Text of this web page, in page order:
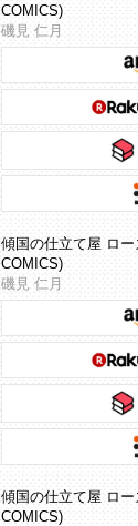
COMICS)
磯見 仁月
傾国の仕立て屋 ロ
COMICS)
磯見 仁月
傾国の仕立て屋 ロ
COMICS)